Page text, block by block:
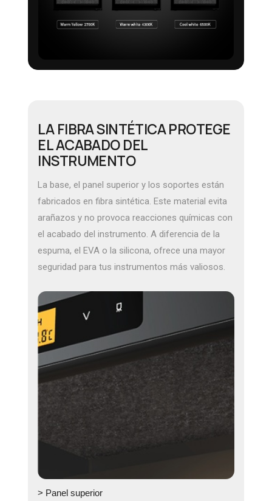
LA FIBRA SINTÉTICA PROTEGE
EL ACABADO DEL
INSTRUMENTO
La base, el panel superior y los soportes están
fabricados en fibra sintética. Este material evita
arañazos y no provoca reacciones químicas con
el acabado del instrumento. A diferencia de la
espuma, el EVA o la silicona, ofrece una mayor
seguridad para tus instrumentos más valiosos.
> Panel superior